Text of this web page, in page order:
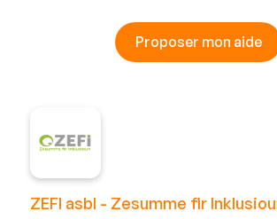
Proposer mon aide
ZEFI asbl - Zesumme fir